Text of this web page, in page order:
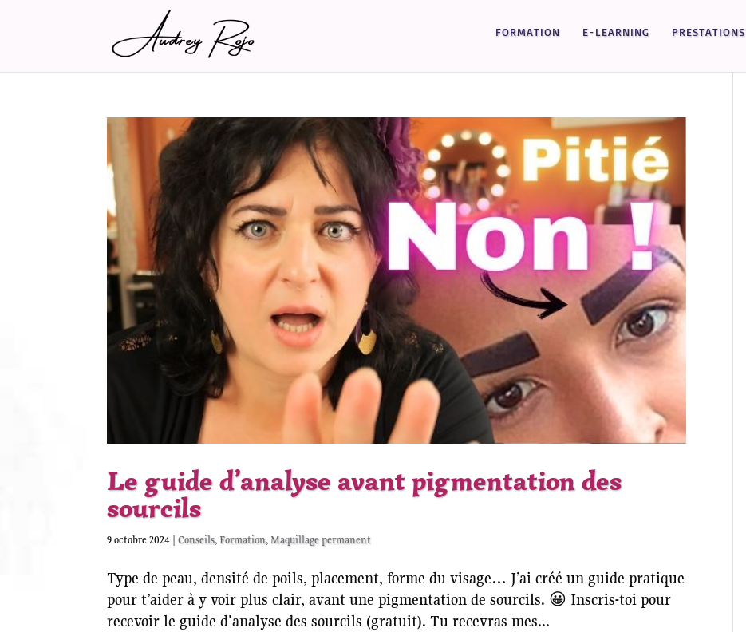
FORMATION E-LEARNING PRESTATIONS
Le guide d’analyse avant pigmentation des
sourcils
9 octobre 2024 |Conseils, Formation,Maquillage permanent
Type de peau, densité de poils, placement, forme du visage… J’ai créé un guide pratique
pour t’aider à y voir plus clair, avant une pigmentation de sourcils. 😀 Inscris-toi pour
recevoir le guide d'analyse des sourcils (gratuit). Tu recevras mes...